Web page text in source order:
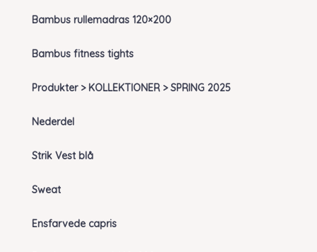
Bambus rullemadras 120×200
Bambus fitness tights
Produkter > KOLLEKTIONER > SPRING 2025
Nederdel
Strik Vest blå
Sweat
Ensfarvede capris